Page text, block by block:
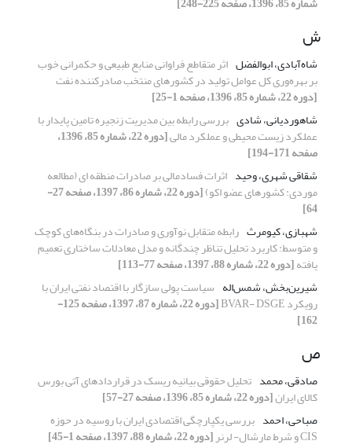
ش
شاه‌آبادی، ابوالفضل اثر متقاطع فراوانی منابع طبیعی و حکمرانی خوب
بر بهره‌وری کل عوامل تولید در کشورهای منتخب صادرکننده نفت
[دوره 22، شماره 85، 1396، صفحه 1-25]
شاهوردیانی، شادی بررسی رابطه بین مدیریت زنجیره تامین پایدار با
عملکرد زیست محیطی و عملکرد مالی [دوره 22، شماره 85، 1396،
صفحه 171-194]
شقاقی شهری، وحید اثرات فسادمالی بر صادرات منطقه ای (مطالعه
موردی: کشورهای عضو اکو) [دوره 22، شماره 86، 1397، صفحه 27-
64]
شهبازی، کیومرث رابطه متقابل نوآوری و صادرات در بنگاه‌های کوچک
و متوسط: کاربرد تحلیل تناظر چندگانه و مدل معادلات ساختاری تعمیم
یافته[دوره 22، شماره 88، 1397، صفحه 77-113]
شیرین‌بخش، شمس‌اله سیاست پولی سازگار با اقتصاد نفتی ایران با
رویکرد BVAR- DSGE [دوره 22، شماره 87، 1397، صفحه 125-
162]
ص
صادقی، محمد تحلیل حقوقی بیانیه ریسک در قراردادهای آتی بورس
کالای ایران[دوره 22، شماره 85، 1396، صفحه 27-57]
صباحی، احمد ‌بررسی یکپارچگی اقتصادی ایران با روسیه در حوزه
CIS و شرط مارشال- لرنر [دوره 22، شماره 88، 1397، صفحه 1-45]